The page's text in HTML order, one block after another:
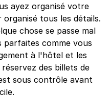
ayez organisé votre
tous les détails.
chose se passe mal
parfaites comme vous
à l'hôtel et les
des billets de
sous contrôle avant